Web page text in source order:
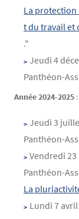
La
t du travail et
."
Jeudi 4
Panthéon-
Année 2024-2025 :
Jeudi 3
Panthéon-
Vendredi
Panthéon-
La
Lundi 7